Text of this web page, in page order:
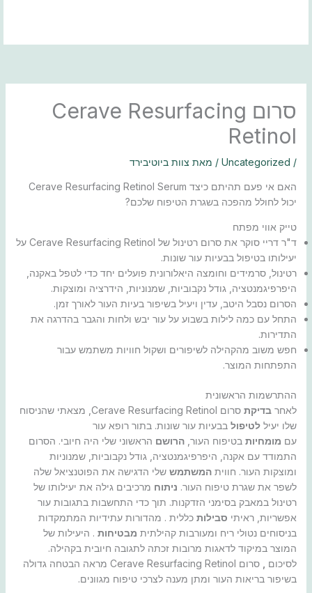
סרום Cerave Resurfacing
Retinol
/
Uncategorized/ מאת צוות ביוטיבירד
האם אי פעם תהיתם כיצד Cerave Resurfacing Retinol Serum
יכול לחולל מהפכה בשגרת הטיפוח שלכם?
טייק אווי מפתח
ד"ר דריי סוקר את סרום רטינול של Cerave Resurfacing Retinol על
יעילותו בטיפול בבעיות עור שונות.
רטינול, סרמידים וחומצה היאלורונית פועלים יחד כדי לטפל באקנה,
היפרפיגמנטציה, גודל נקבוביות, שמנוניות, הידרציה ומוצקות.
הסרום נסבל היטב, עדין ויעיל בשיפור בעיות העור לאורך זמן.
התחל עם כמה לילות בשבוע על עור יבש ולחות והגבר בהדרגה את
התדירות.
חפש משוב מהקהילה לשיפורים ושקול חוויות משתמש עבור
התפתחות המוצר.
ההתרשמות הראשונית
לאחר בדיקת
סרום Cerave Resurfacing Retinol, מצאתי שהניסוח
שלו יעיל לטיפולבבעיות עור שונות. בתור רופא עור
עם מומחיותבטיפוח העור, הרושם הראשוני שלי היה חיובי. הסרום
התמודד עם אקנה, היפרפיגמנטציה, גודל נקבוביות, שמנוניות
ומוצקות העור. חווית המשתמששלי הדגישה את הפוטנציאל שלה
לשפר את שגרת טיפוח העור. ניתוח מרכיבים גילה את יעילותו של
רטינול במאבק בסימני הזדקנות. תוך כדי התחשבות בתגובות עור
אפשריות, ראיתי סבילותכללית . מהדורות עתידיות המתמקדות
בניסוחים נטולי ריח ומעורבות קהילתית מבטיחות. היעילות של
המוצר במיקוד לדאגות מרובות זכתה לתגובה חיובית בקהילה.
לסיכום
סרום Cerave Resurfacing Retinol מראה הבטחה גדולה
בשיפור בריאות העור ומתן מענה לצרכי טיפוח מגוונים.